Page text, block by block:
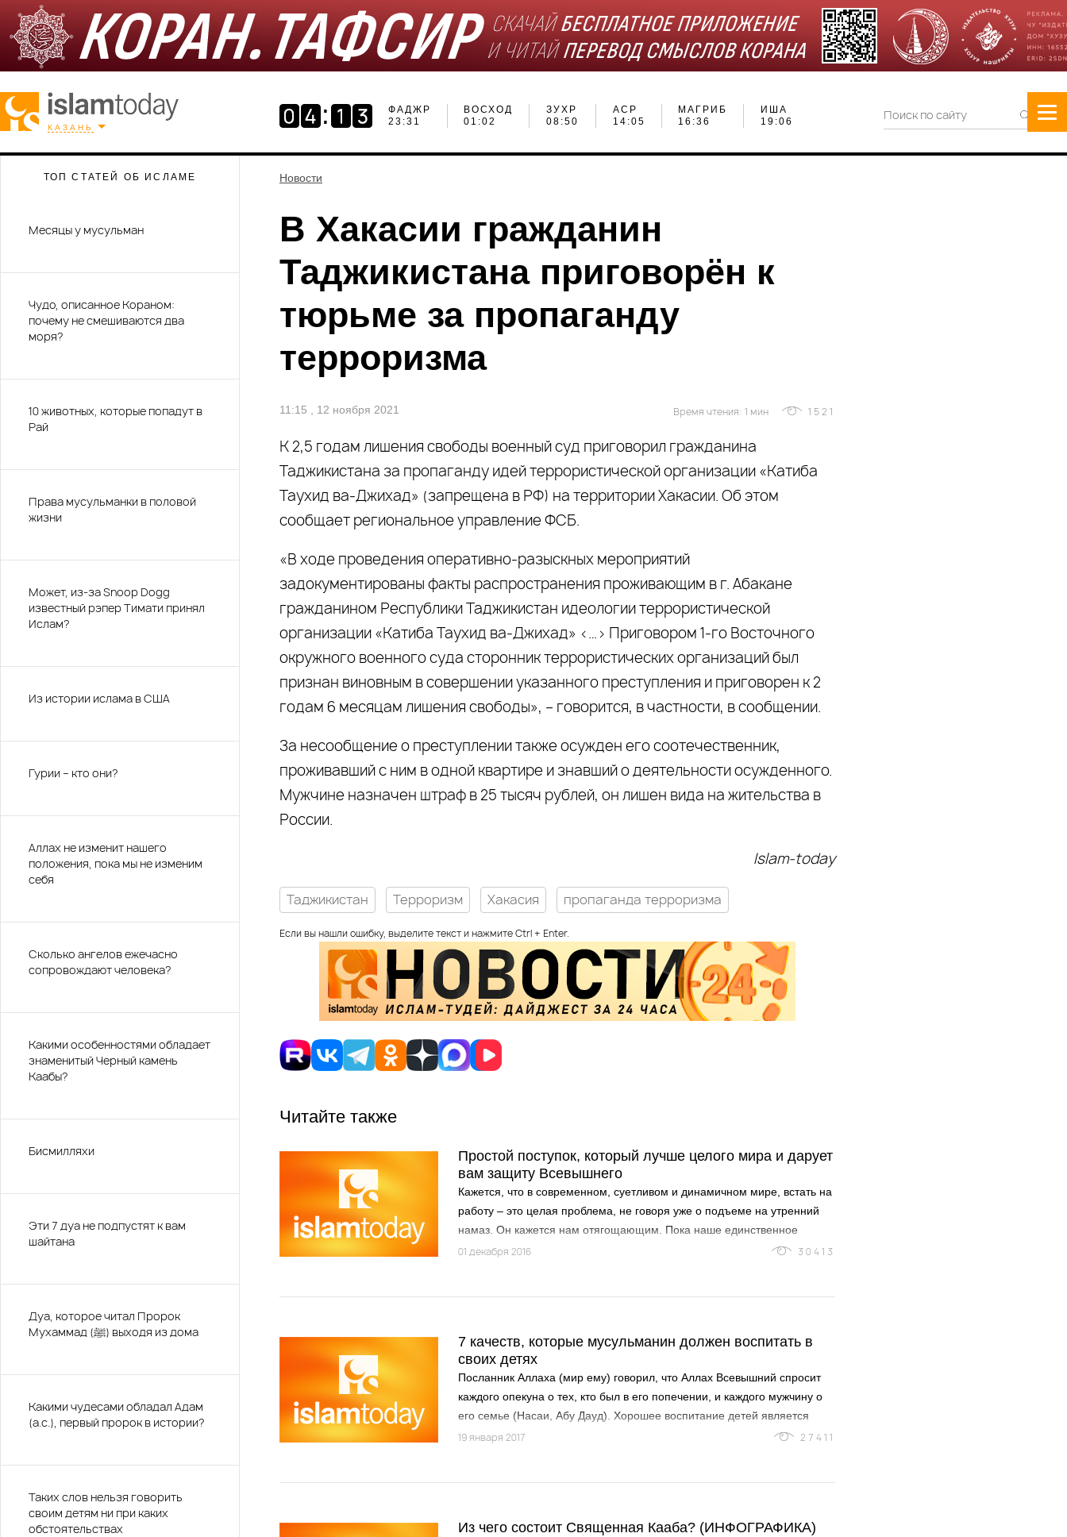
КАЗАНЬ
ФАДЖР
23:31
ВОСХОД
01:02
ЗУХР
08:50
АСР
14:05
МАГРИБ
16:36
ИША
19:06
ТОП СТАТЕЙ ОБ ИСЛАМЕ
Месяцы у мусульман
Чудо, описанное Кораном:
почему не смешиваются два
моря?
10 животных, которые попадут в
Рай
Права мусульманки в половой
жизни
Может, из-за Snoop Dogg
известный рэпер Тимати принял
Ислам?
Из истории ислама в США
Гурии – кто они?
Аллах не изменит нашего
положения, пока мы не изменим
себя
Сколько ангелов ежечасно
сопровождают человека?
Какими особенностями обладает
знаменитый Черный камень
Каабы?
Бисмилляхи
Эти 7 дуа не подпустят к вам
шайтана
Дуа, которое читал Пророк
Мухаммад (ﷺ) выходя из дома
Какими чудесами обладал Адам
(а.с.), первый пророк в истории?
Таких слов нельзя говорить
своим детям ни при каких
обстоятельствах
Новости
В Хакасии гражданин
Таджикистана приговорён к
тюрьме за пропаганду
терроризма
11:15 , 12 ноября 2021 Время чтения: 1 мин 1521
К 2,5 годам лишения свободы военный суд приговорил гражданина
Таджикистана за пропаганду идей террористической организации «Катиба
Таухид ва-Джихад» (запрещена в РФ) на территории Хакасии. Об этом
сообщает региональное управление ФСБ.
«В ходе проведения оперативно-разыскных мероприятий
задокументированы факты распространения проживающим в г. Абакане
гражданином Республики Таджикистан идеологии террористической
организации «Катиба Таухид ва-Джихад» <…> Приговором 1-го Восточного
окружного военного суда сторонник террористических организаций был
признан виновным в совершении указанного преступления и приговорен к 2
годам 6 месяцам лишения свободы», – говорится, в частности, в сообщении.
За несообщение о преступлении также осужден его соотечественник,
проживавший с ним в одной квартире и знавший о деятельности осужденного.
Мужчине назначен штраф в 25 тысяч рублей, он лишен вида на жительства в
России.
Islam-today
Таджикистан Терроризм Хакасия пропаганда терроризма
Если вы нашли ошибку, выделите текст и нажмите Ctrl + Enter.
Читайте также
Простой поступок, который лучше целого мира и дарует
вам защиту Всевышнего
Кажется, что в современном, суетливом и динамичном мире, встать на
работу – это целая проблема, не говоря уже о подъеме на утренний
намаз. Он кажется нам отягощающим. Пока наше единственное
желание это спать, мы даже не осознаем сколько достоинств скрыто в
01 декабря 2016 30413
7 качеств, которые мусульманин должен воспитать в
своих детях
Посланник Аллаха (мир ему) говорил, что Аллах Всевышний спросит
каждого опекуна о тех, кто был в его попечении, и каждого мужчину о
его семье (Насаи, Абу Дауд). Хорошее воспитание детей является
нашей обязанностью перед Всевышним...
19 января 2017 27411
Из чего состоит Священная Кааба? (ИНФОГРАФИКА)